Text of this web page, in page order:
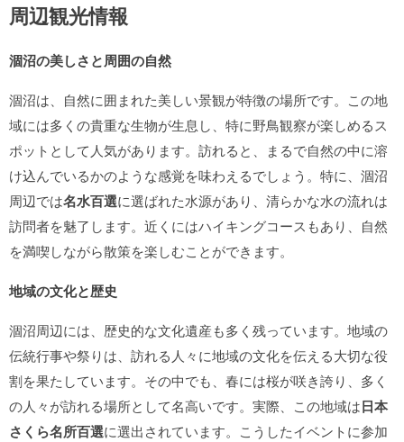
周辺観光情報
涸沼の美しさと周囲の自然
涸沼は、自然に囲まれた美しい景観が特徴の場所です。この地
域には多くの貴重な生物が生息し、特に野鳥観察が楽しめるス
ポットとして人気があります。訪れると、まるで自然の中に溶
け込んでいるかのような感覚を味わえるでしょう。特に、涸沼
周辺では名水百選に選ばれた水源があり、清らかな水の流れは
訪問者を魅了します。近くにはハイキングコースもあり、自然
を満喫しながら散策を楽しむことができます。
地域の文化と歴史
涸沼周辺には、歴史的な文化遺産も多く残っています。地域の
伝統行事や祭りは、訪れる人々に地域の文化を伝える大切な役
割を果たしています。その中でも、春には桜が咲き誇り、多く
の人々が訪れる場所として名高いです。実際、この地域は日本
さくら名所百選に選出されています。こうしたイベントに参加